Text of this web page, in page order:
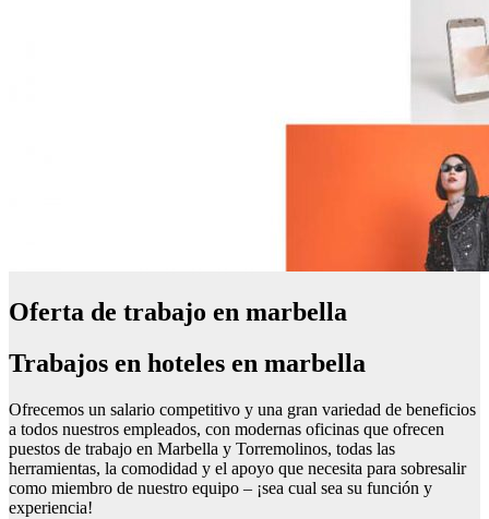
Oferta de trabajo en marbella
Trabajos en hoteles en marbella
Ofrecemos un salario competitivo y una gran variedad de beneficios
a todos nuestros empleados, con modernas oficinas que ofrecen
puestos de trabajo en Marbella y Torremolinos, todas las
herramientas, la comodidad y el apoyo que necesita para sobresalir
como miembro de nuestro equipo – ¡sea cual sea su función y
experiencia!